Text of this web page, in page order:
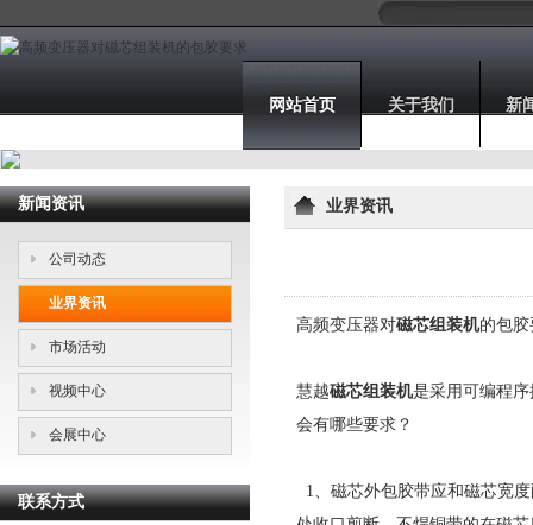
网站首页 关于我们 新
新闻资讯
公司动态
业界资讯
市场活动
视频中心
会展中心
联系方式
业界资讯
高频变压器对磁芯组装机的包胶
慧越磁芯组装机是采用可编程
会有哪些要求？
1、磁芯外包胶带应和磁芯宽